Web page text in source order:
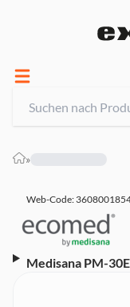
»
Web-Code:
Medisana PM-